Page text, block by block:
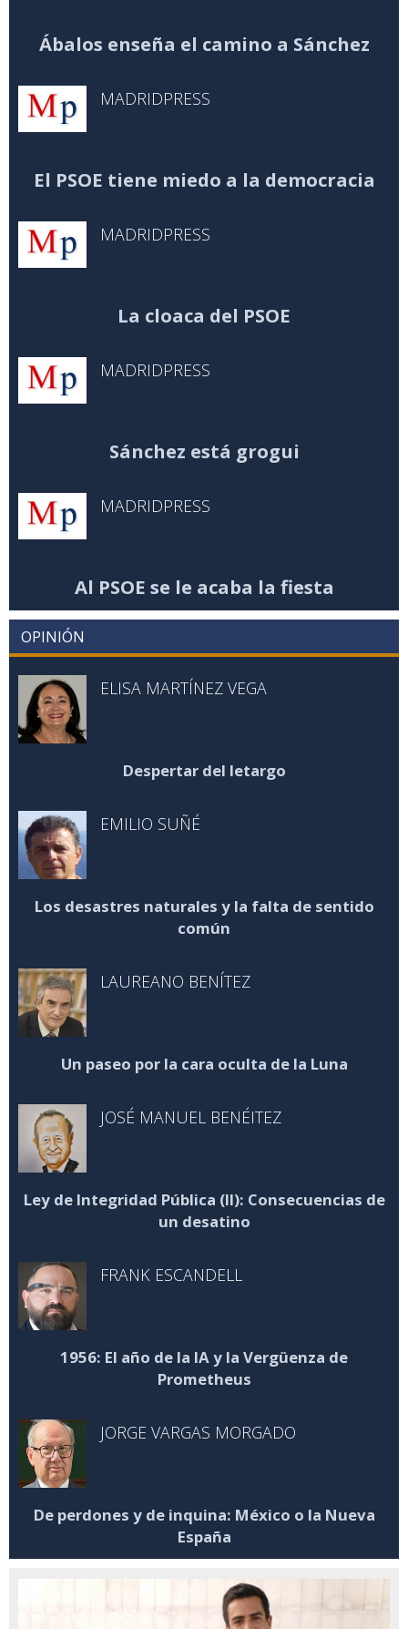
Ábalos enseña el camino a Sánchez
MADRIDPRESS
El PSOE tiene miedo a la democracia
MADRIDPRESS
La cloaca del PSOE
MADRIDPRESS
Sánchez está grogui
MADRIDPRESS
Al PSOE se le acaba la fiesta
OPINIÓN
ELISA MARTÍNEZ VEGA
Despertar del letargo
EMILIO SUÑÉ
Los desastres naturales y la falta de sentido
común
LAUREANO BENÍTEZ
Un paseo por la cara oculta de la Luna
JOSÉ MANUEL BENÉITEZ
Ley de Integridad Pública (II): Consecuencias de
un desatino
FRANK ESCANDELL
1956: El año de la IA y la Vergüenza de
Prometheus
JORGE VARGAS MORGADO
De perdones y de inquina: México o la Nueva
España